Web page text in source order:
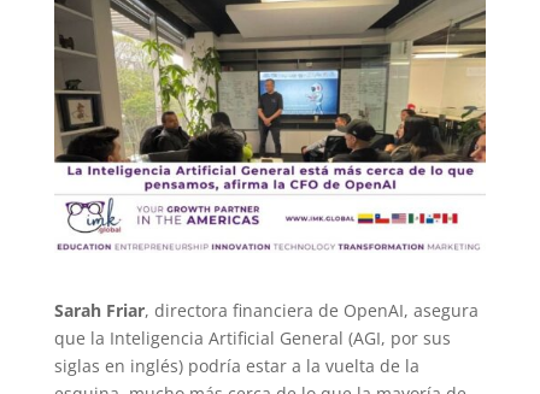
Sarah Friar, directora financiera de OpenAI, asegura
que la Inteligencia Artificial General (AGI, por sus
siglas en inglés) podría estar a la vuelta de la